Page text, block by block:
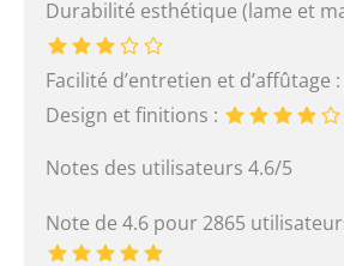
Durabilité esthétique (lame et
Facilité d’entretien et d’affûtage :
Design et finitions :
Notes des utilisateurs 4.6/5
Note de 4.6 pour 2865